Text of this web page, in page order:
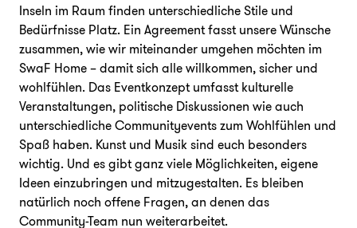
Inseln im Raum finden unterschiedliche Stile und
Bedürfnisse Platz. Ein Agreement fasst unsere Wünsche
zusammen, wie wir miteinander umgehen möchten im
SwaF Home – damit sich alle willkommen, sicher und
wohlfühlen. Das Eventkonzept umfasst kulturelle
Veranstaltungen, politische Diskussionen wie auch
unterschiedliche Communityevents zum Wohlfühlen und
Spaß haben. Kunst und Musik sind euch besonders
wichtig. Und es gibt ganz viele Möglichkeiten, eigene
Ideen einzubringen und mitzugestalten. Es bleiben
natürlich noch offene Fragen, an denen das
Community-Team nun weiterarbeitet.